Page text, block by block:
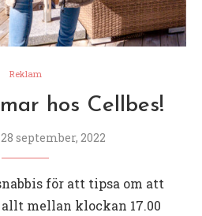
Reklam
hos Cellbes!
28 september, 2022
för att tipsa om att
allt mellan klockan 17.00